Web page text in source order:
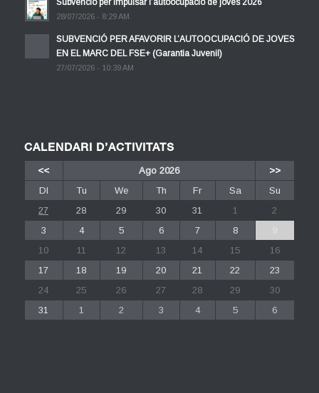
Subvenció per impulsar l’autoocupació de joves 2026
28/07/2026 - 8:29 AM
SUBVENCIÓ PER AFAVORIR L’AUTOOCUPACIÓ DE JOVES
EN EL MARC DEL FSE+ (Garantia Juvenil)
27/07/2026 - 10:39 AM
CALENDARI D’ACTIVITATS
<< Ago 2026
>>
Dl
Tu We Th Fr Sa
Su
27
28 29 30 31 1
2
3
4 5 6 7 8
9
10
11 12 13 14 15
16
17
18 19 20 21 22
23
24
25 26 27 28 29
30
31
1 2 3 4 5 6